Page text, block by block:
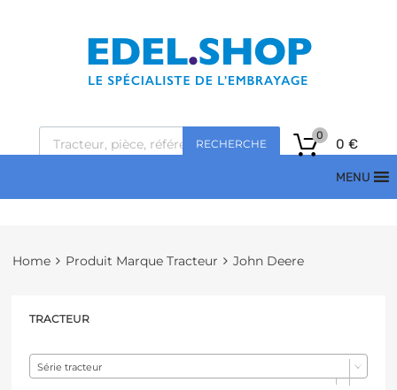
RECHERCHE 0 €
0
MENU
Home Produit Marque Tracteur John Deere
TRACTEUR
Série tracteur